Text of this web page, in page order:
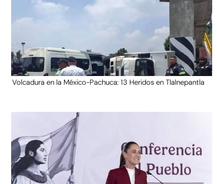
Volcadura en la México-Pachuca: 13 Heridos en Tlalnepantla